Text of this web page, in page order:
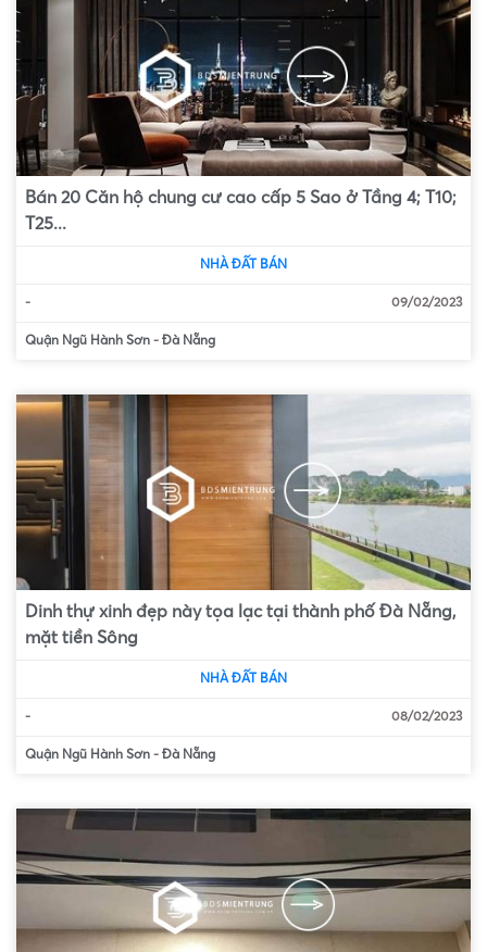
Bán 20 Căn hộ chung cư cao cấp 5 Sao ở Tầng 4; T10;
T25...
NHÀ ĐẤT BÁN
- 09/02/2023
Quận Ngũ Hành Sơn - Đà Nẵng
Dinh thự xinh đẹp này tọa lạc tại thành phố Đà Nẵng,
mặt tiền Sông
NHÀ ĐẤT BÁN
- 08/02/2023
Quận Ngũ Hành Sơn - Đà Nẵng